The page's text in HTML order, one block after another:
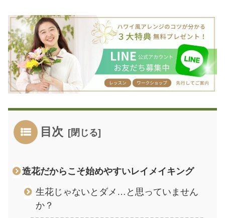
目次
造花だからこそ始めやすいレイメイキング
生花じゃないとダメ…と思っていません
か？